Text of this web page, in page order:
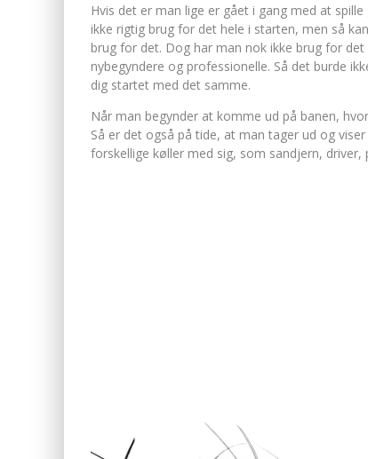
Hvis det er man lige er gået i gang med at
ikke rigtig brug for det hele i starten, men så
brug for det. Dog har man nok ikke brug for
nybegyndere og professionelle. Så det burde
dig startet med det samme.
Når man begynder at komme ud på banen,
Så er det også på tide, at man tager ud og
forskellige køller med sig, som sandjern, driver,